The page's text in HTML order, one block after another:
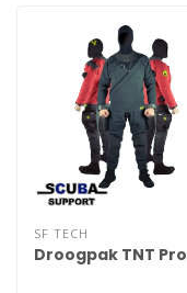
SF TECH
Droogpak TNT Pro